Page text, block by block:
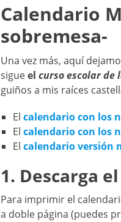
Calendario
sobremesa-
Una vez más, aquí
sigueel curso escolar de
guiños a mis raíces
El calendario con los
El calendario con los
El calendario versión
1. Descarga
Para imprimir el
a doble página (puedes